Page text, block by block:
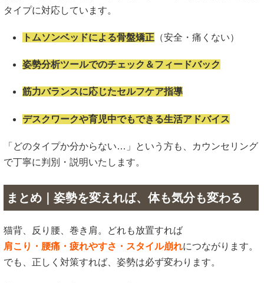
タイプに対応しています。
トムソンベッドによる骨盤矯正 （安全・痛くない）
姿勢分析ツールでのチェック＆フィードバック
筋力バランスに応じたセルフケア指導
デスクワークや育児中でもできる生活アドバイス
「どのタイプか分からない…」という方も、カウンセリング
で丁寧に判別・説明いたします。
まとめ｜姿勢を変えれば、体も気分も変わる
猫背、反り腰、巻き肩。どれも放置すれば
肩こり・腰痛・疲れやすさ・スタイル崩れにつながります。
でも、正しく対策すれば、姿勢は必ず変わります。